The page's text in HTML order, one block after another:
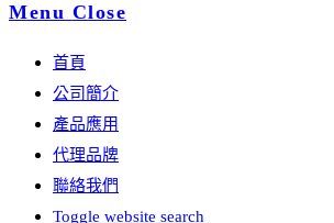
Menu Close
首頁
公司簡介
產品應用
代理品牌
聯絡我們
Toggle website search